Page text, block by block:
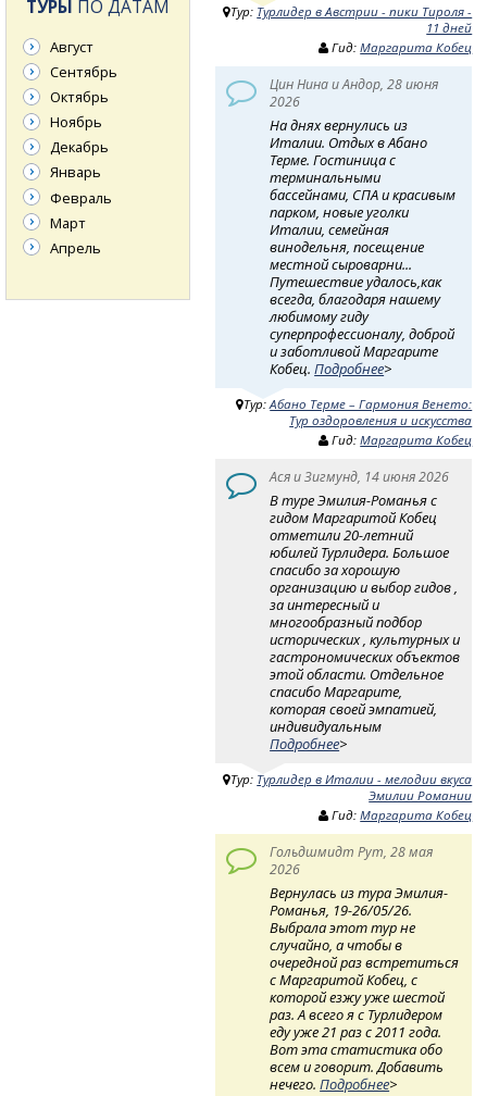
Тур: Турлидер в Австрии - пики Тироля -
11 дней
Гид:Маргарита Кобец
Цин Нина и Андор, 28 июня
2026
На днях вернулись из
Италии. Отдых в Абано
Терме. Гостиница с
терминальными
бассейнами, СПА и красивым
парком, новые уголки
Италии, семейная
винодельня, посещение
местной сыроварни...
Путешествие удалось,как
всегда, благодаря нашему
любимому гиду
суперпрофессионалу, доброй
и заботливой Маргарите
Кобец.Подробнее>
Тур:Абано Терме – Гармония Венето:
Тур оздоровления и искусства
Гид:Маргарита Кобец
Ася и Зигмунд, 14 июня 2026
В туре Эмилия-Романья с
гидом Маргаритой Кобец
отметили 20-летний
юбилей Турлидера. Большое
спасибо за хорошую
организацию и выбор гидов ,
за интересный и
многообразный подбор
исторических , культурных и
гастрономических объектов
этой области. Отдельное
спасибо Маргарите,
которая своей эмпатией,
индивидуальным
Подробнее>
Тур: Турлидер в Италии - мелодии вкуса
Эмилии Романии
Гид:Маргарита Кобец
Гольдшмидт Рут, 28 мая
2026
Вернулась из тура Эмилия-
Романья, 19-26/05/26.
Выбрала этот тур не
случайно, а чтобы в
очередной раз встретиться
с Маргаритой Кобец, с
которой езжу уже шестой
раз. А всего я с Турлидером
еду уже 21 раз с 2011 года.
Вот эта статистика обо
всем и говорит. Добавить
нечего.Подробнее>
ТУРЫ ПО ДАТАМ
Август
Сентябрь
Октябрь
Ноябрь
Декабрь
Январь
Февраль
Март
Апрель